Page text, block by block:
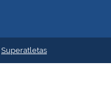
Superatletas